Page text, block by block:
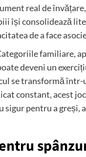
real de
își consolidează
de a face
familiare,
deveni un
se transformă
constant, acest
pentru a greși,